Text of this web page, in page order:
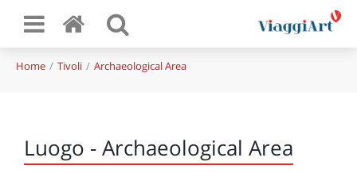
Home Tivoli Archaeological Area
Luogo - Archaeological Area